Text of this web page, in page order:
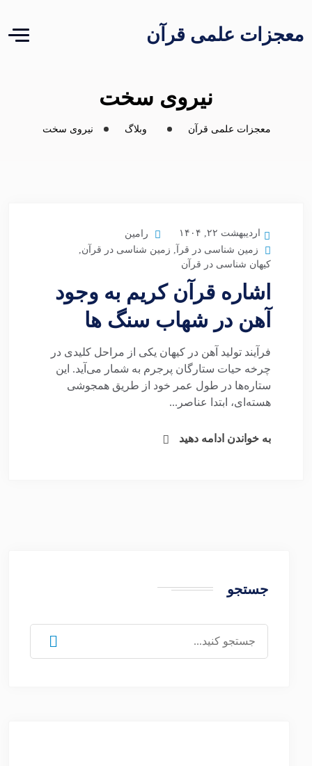
معجزات علمی قرآن
نیروی سخت
معجزات علمی قرآن وبلاگ نیروی سخت
اردیبهشت ۲۲, ۱۴۰۴
رامین
زمین شناسی در قرآ , زمین شناسی در قرآن,
کیهان شناسی در قرآن
اشاره قرآن کریم به وجود
آهن در شهاب سنگ ها
فرآیند تولید آهن در کیهان یکی از مراحل کلیدی در
چرخه حیات ستارگان پرجرم به شمار می‌آید. این
ستاره‌ها در طول عمر خود از طریق همجوشی
هسته‌ای، ابتدا عناصر...
به خواندن ادامه دهید
جستجو
برای: